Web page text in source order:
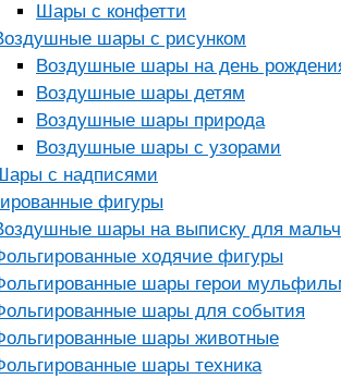
Шары с конфетти
шары с рисунком
Воздушные шары на день
Воздушные шары детям
Воздушные шары природа
Воздушные шары с узорами
с надписями
фигуры
шары на выписку для
ходячие фигуры
шары герои
шары для события
шары животные
шары техника